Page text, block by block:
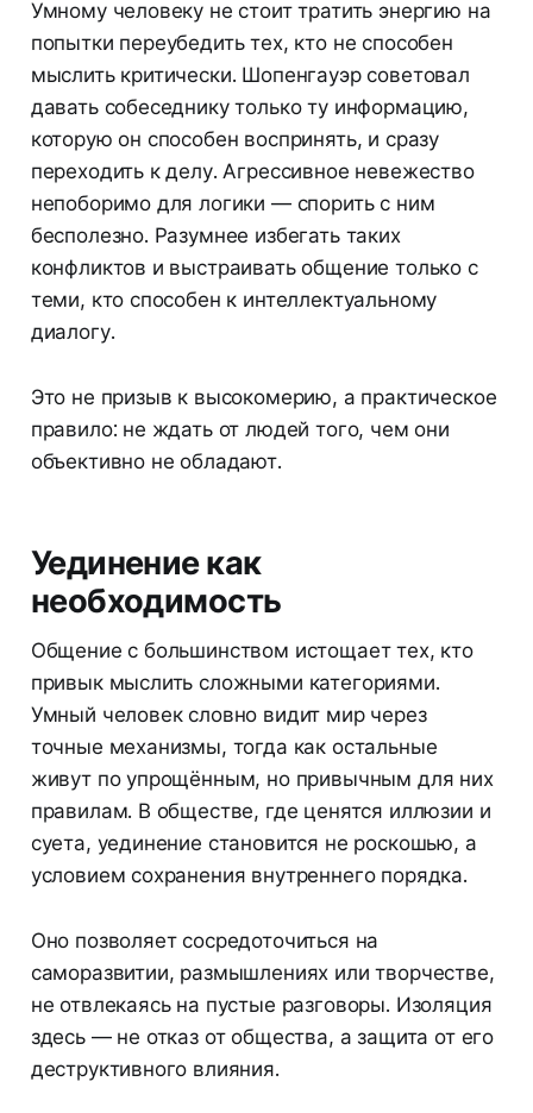
Умному человеку не стоит тратить энергию на
попытки переубедить тех, кто не способен
мыслить критически. Шопенгауэр советовал
давать собеседнику только ту информацию,
которую он способен воспринять, и сразу
переходить к делу. Агрессивное невежество
непоборимо для логики — спорить с ним
бесполезно. Разумнее избегать таких
конфликтов и выстраивать общение только с
теми, кто способен к интеллектуальному
диалогу.
Это не призыв к высокомерию, а практическое
правило: не ждать от людей того, чем они
объективно не обладают.
Уединение как
необходимость
Общение с большинством истощает тех, кто
привык мыслить сложными категориями.
Умный человек словно видит мир через
точные механизмы, тогда как остальные
живут по упрощённым, но привычным для них
правилам. В обществе, где ценятся иллюзии и
суета, уединение становится не роскошью, а
условием сохранения внутреннего порядка.
Оно позволяет сосредоточиться на
саморазвитии, размышлениях или творчестве,
не отвлекаясь на пустые разговоры. Изоляция
здесь — не отказ от общества, а защита от его
деструктивного влияния.